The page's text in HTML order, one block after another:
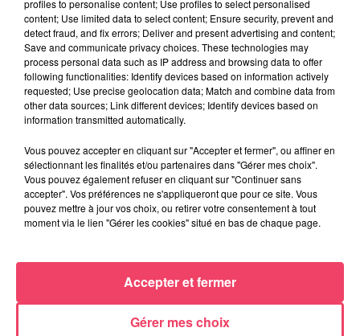
24 juin 2026
DANS LE HAUT-ANJOU. DES PROJETS DE RECHERCHE MÉDICALE
AUTOUR DES...
JEUX
C'est plus ou c'est moins : Jusqu'à 300€ à gagner
Jouez malin et visez le gros gain ! Chaque
profiles to personalise content; Use profiles to select personalised
content; Use limited data to select content; Ensure security, prevent and
detect fraud, and fix errors; Deliver and present advertising and content;
Save and communicate privacy choices. These technologies may
process personal data such as IP address and browsing data to offer
following functionalities: Identify devices based on information actively
requested; Use precise geolocation data; Match and combine data from
other data sources; Link different devices; Identify devices based on
information transmitted automatically.
Vous pouvez accepter en cliquant sur "Accepter et fermer", ou affiner en
sélectionnant les finalités et/ou partenaires dans "Gérer mes choix".
Vous pouvez également refuser en cliquant sur "Continuer sans
accepter". Vos préférences ne s'appliqueront que pour ce site. Vous
pouvez mettre à jour vos choix, ou retirer votre consentement à tout
moment via le lien "Gérer les cookies" situé en bas de chaque page.
Gérer mes choix
Accepter et fermer